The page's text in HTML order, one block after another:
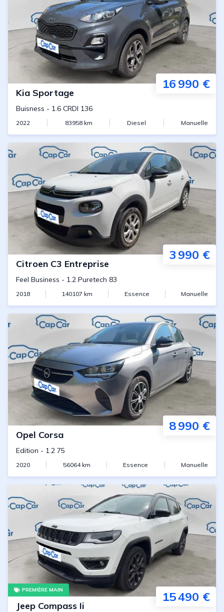
16 990 €
Kia Sportage
Buisness - 1.6 CRDI 136
2022 83958km Diesel Manuelle
3 990 €
Citroen C3 Entreprise
Feel Business - 1.2 Puretech 83
2018 140107 km Essence Manuelle
8 990 €
Opel Corsa
Edition - 1.2 75
2020 56064km Essence Manuelle
PREMIÈRE MAIN 15 490 €
Jeep Compass Ii